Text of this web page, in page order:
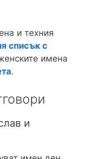
и техния
списък с
имена
.
и